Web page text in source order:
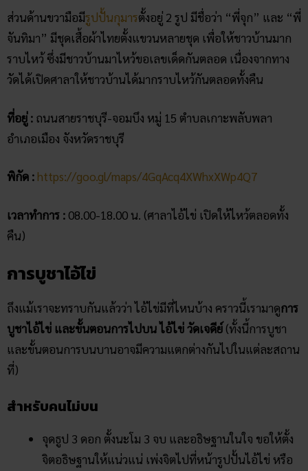
ส่วนด้านขวามือมีรูปปั้นกุมารตั้งอยู่ 2 รูป มีชื่อว่า “พี่จุก” และ “พี่
จันทิมา” มีชุดเสื้อผ้าไทยตั้งแขวนหลายชุด เพื่อให้ชาวบ้านมาก
ราบไหว้ ซึ่งมีชาวบ้านมาไหว้ขอเลขเด็ดกันตลอด เนื่องจากทาง
วัดได้เปิดศาลาให้ชาวบ้านได้มากราบไหว้กันตลอดทั้งคืน
ที่อยู่ : ถนนสายราชบุรี-จอมบึง หมู่ 15 ตำบลเกาะพลับพลา
อำเภอเมือง จังหวัดราชบุรี
พิกัด : https://goo.gl/maps/4GqAcq4XWhxXWp4Q7
เวลาทำการ : 08.00-18.00 น. (ศาลาไอ้ไข่ เปิดให้ไหว้ตลอดทั้ง
คืน)
การบูชาไอ้ไข่
ถึงแม้เราจะทราบกันแล้วว่า ไอ้ไข่มีที่ไหนบ้าง คราวนี้เรามาดูการ
บูชาไอ้ไข่ และขั้นตอนการไปบน ไอ้ไข่ วัดเจดีย์ (ทั้งนี้การบูชา
และขั้นตอนการบนบานอาจมีความแตกต่างกันไปในแต่ละสถาน
ที่)
สำหรับคนไม่บน
จุดธูป 3 ดอก ตั้งนะโม 3 จบ และอธิษฐานในใจ ขอให้ตั้ง
จิตอธิษฐานให้แน่วแน่ เพ่งจิตไปที่หน้ารูปปั้นไอ้ไข่ หรือ